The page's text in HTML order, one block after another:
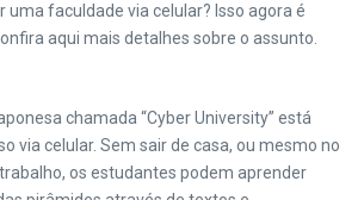
uma faculdade via celular? Isso agora é
aqui mais detalhes sobre o assunto.
chamada “Cyber University” está
via celular. Sem sair de casa, ou mesmo no
os estudantes podem aprender